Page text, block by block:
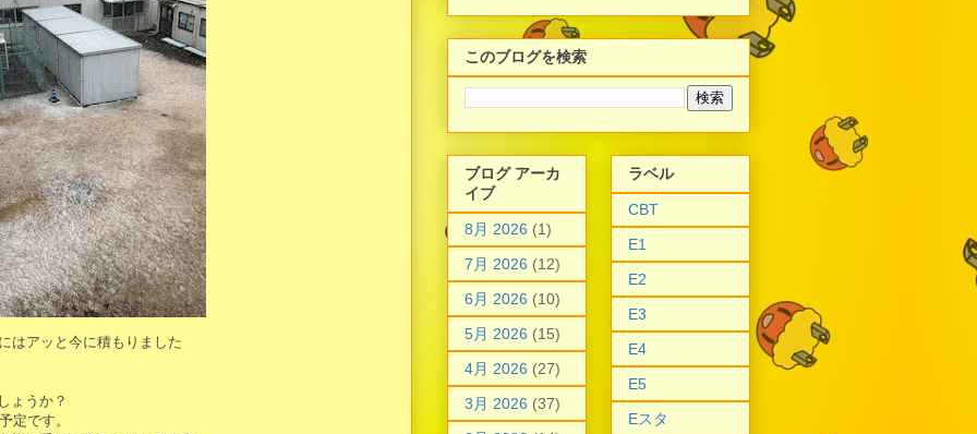
はアッと今に積もりました
ょうか？
定です。
このブログを検索
ブログ アーカ
イブ
8月 2026 (1)
7月 2026 (12)
6月 2026 (10)
5月 2026 (15)
4月 2026 (27)
3月 2026 (37)
ラベル
CBT
E1
E2
E3
E4
E5
Eスタ